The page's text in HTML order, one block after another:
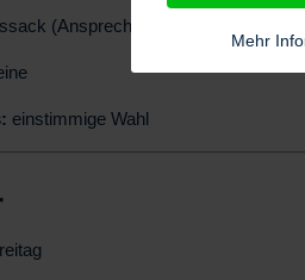
(Ansprechpartner) und Renate
einstimmige Wahl
Mehr